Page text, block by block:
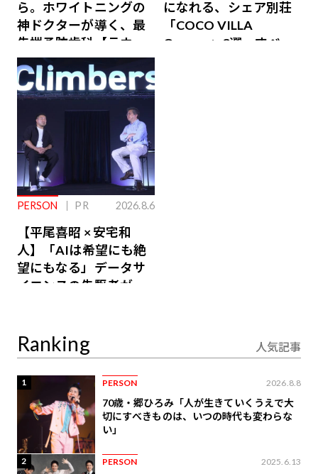
ら。ホワイトニングの
神ドクターが導く、最
先端予防歯科【ラウン
ジ会員特典あり】
になれる、シェア別荘
「COCO VILLA
Owners」3選。すべて
PERSON PR 2026.8.6
【平尾喜昭 × 安宅和
人】「AIは希望にも絶
望にもなる」データサ
イエンスの先駆者が語
Ranking 人気記事
1 PERSON 2026.8.8
70歳・郷ひろみ「人が生きていくうえで大
切にすべきものは、いつの時代も変わらな
い」
2 PERSON 2025.6.13